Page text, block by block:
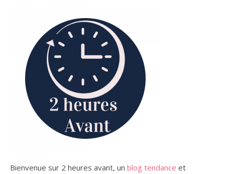
Bienvenue sur 2 heures avant, un blog tendance et